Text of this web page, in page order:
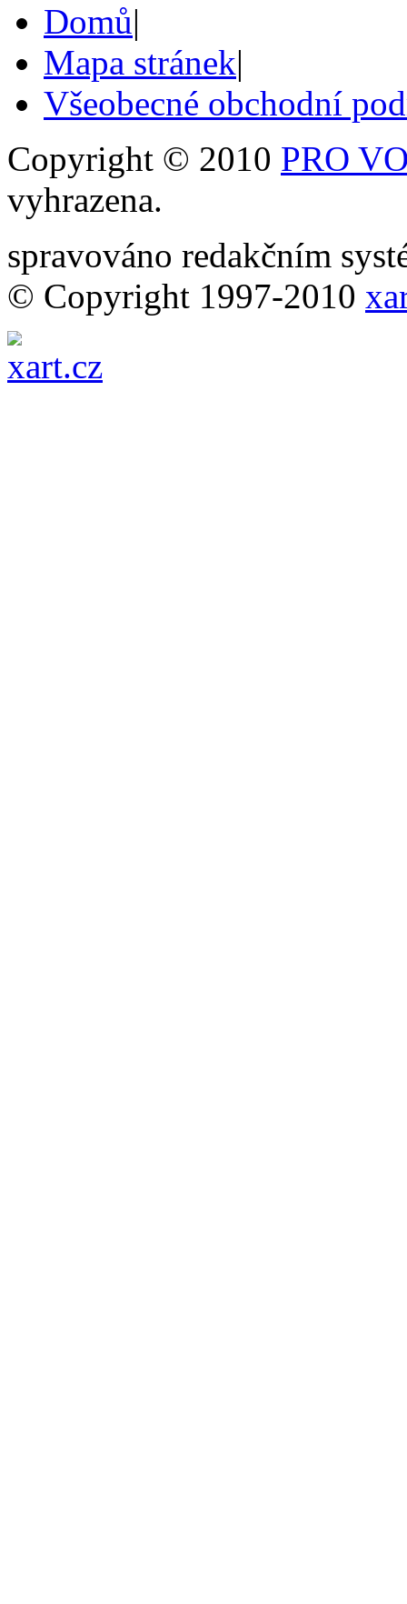
Domů|
Mapa stránek|
Všeobecné obchodní
Copyright © 2010 PRO
vyhrazena.
spravováno redakčním
© Copyright 1997-2010